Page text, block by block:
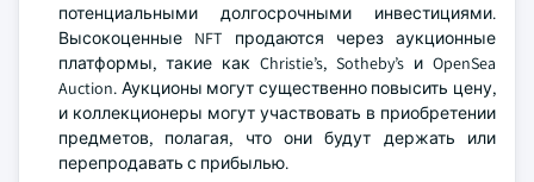
потенциальными долгосрочными инвестициями.
Высокоценные NFT продаются через аукционные
платформы, такие как Christie’s, Sotheby’s и OpenSea
Auction. Аукционы могут существенно повысить цену,
и коллекционеры могут участвовать в приобретении
предметов, полагая, что они будут держать или
перепродавать с прибылью.